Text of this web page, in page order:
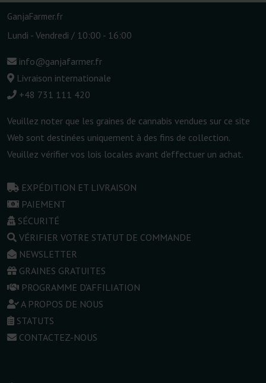
GanjaFarmer.fr
Lundi - Vendredi / 10:00 - 16:00
info@ganjafarmer.fr
Livraison internationale
+48 731 111 420
Veuillez noter que les graines de cannabis vendues sur ce site
Web sont destinées uniquement à des fins de collection.
Veuillez vérifier vos lois locales avant d'effectuer un achat.
EXPÉDITION ET LIVRAISON
PAIEMENT
SÉCURITÉ
VÉRIFIER VOTRE STATUT DE COMMANDE
NEWSLETTER
GRAINES GRATUITES
PROGRAMME D'AFFILIATION
A PROPOS DE NOUS
STATUTS
CONTACTEZ-NOUS